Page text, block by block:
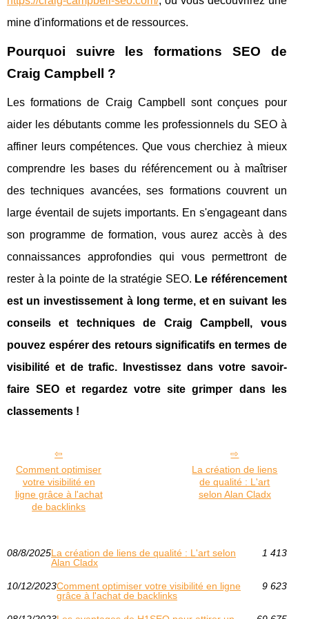
mine d'informations et de ressources.
Pourquoi suivre les formations SEO de
Craig Campbell ?
Les formations de Craig Campbell sont conçues pour
aider les débutants comme les professionnels du SEO à
affiner leurs compétences. Que vous cherchiez à mieux
comprendre les bases du référencement ou à maîtriser
des techniques avancées, ses formations couvrent un
large éventail de sujets importants. En s'engageant dans
son programme de formation, vous aurez accès à des
connaissances approfondies qui vous permettront de
rester à la pointe de la stratégie SEO. Le référencement
est un investissement à long terme, et en suivant les
conseils et techniques de Craig Campbell, vous
pouvez espérer des retours significatifs en termes de
visibilité et de trafic. Investissez dans votre savoir-
faire SEO et regardez votre site grimper dans les
classements !
Comment optimiser
votre visibilité en
ligne grâce à l'achat
de backlinks
La création de liens
de qualité : L'art
selon Alan Cladx
08/8/2025La création de liens de qualité : L'art selon
Alan Cladx
1 413
10/12/2023Comment optimiser votre visibilité en ligne
grâce à l'achat de backlinks
9 623